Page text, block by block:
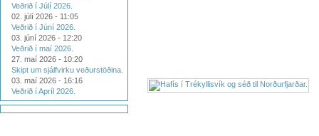
Veðrið í Júlí 2026.
02. júlí 2026 - 11:05
Veðrið í Júní 2026.
03. júní 2026 - 12:20
Veðrið í maí 2026.
27. maí 2026 - 10:20
Skipt um sjálfvirku veðurstöðina.
03. maí 2026 - 16:16
Veðrið í Apríl 2026.